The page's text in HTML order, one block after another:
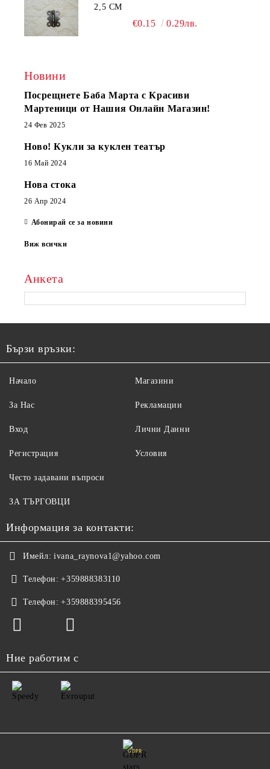
2,5 СМ
€0.15 0.29лв.
Новини
Посрещнете Баба Марта с Красиви
Мартеници от Нашия Онлайн Магазин!
24 Фев 2025
Ново! Кукли за куклен театър
16 Май 2024
Нова стока
26 Апр 2024
Абонирай се за новини
Виж всички
Анкета
Бързи връзки:
Начало
За Нас
Вход
Регистрация
Магазини
Рекламации
Лични Данни
Условия
Често задавани въпроси
ЗА ТЪРГОВЦИ
Информация за контакти:
Имейл: ivana_raynova1@yahoo.com
Телефон: +359888383110
Телефон: +359888395456
Ние работим с
GDPR